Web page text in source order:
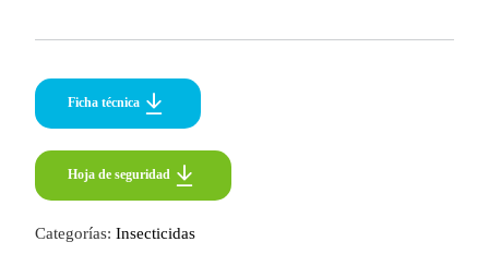
Ficha técnica
Hoja de seguridad
Categorías:Insecticidas